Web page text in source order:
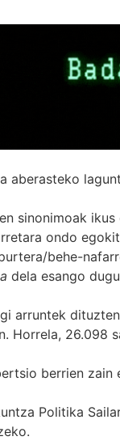
aberasteko
sinonimoak
ondo
behe-
dela esango
arruntek
Horrela, 26.098
berrien
Politika